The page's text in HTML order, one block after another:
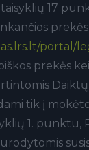
17
portal/
prekės
tik į
1.